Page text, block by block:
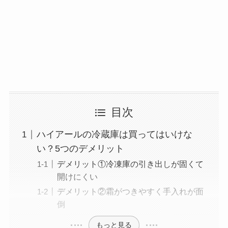
目次
ハイアールの冷蔵庫は買ってはいけな
い？5つのデメリット
デメリット①冷凍庫の引き出しが固くて
開けにくい
デメリット②霜がつきやすく手入れが面
倒
もっと見る